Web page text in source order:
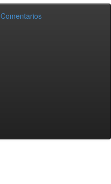
Comentarios